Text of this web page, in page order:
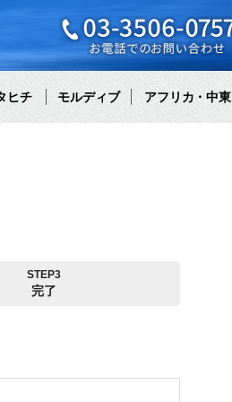
ヒチ モルディブ アフリカ・中東
STEP3
完了